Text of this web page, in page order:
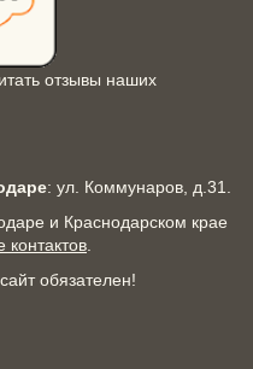
отзывы наших
: ул. Коммунаров, д.31.
и Краснодарском крае
контактов.
обязателен!